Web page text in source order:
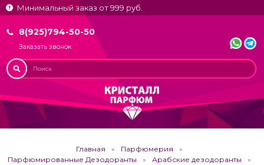
Минимальный заказ от 999 руб.
8(925)794-50-50
Заказать звонок
Главная
Парфюмерия
Парфюмированные Дезодоранты
Арабские дезодоранты